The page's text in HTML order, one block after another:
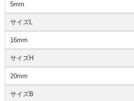
5mm
サイズL
16mm
サイズH
20mm
サイズB